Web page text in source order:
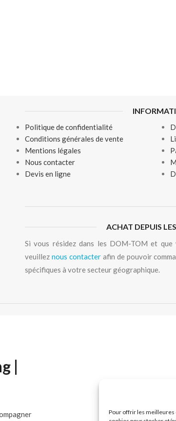
Pour offrir les meilleures
Politique de confidentialité
Conditions générales de vente
Mentions légales
Nous contacter
Devis en ligne
ACHAT DEPUIS
Si vous résidez dans les DOM-TOM et
veuillez nous contacterafin de pouvoir
spécifiques à votre secteur géographique.